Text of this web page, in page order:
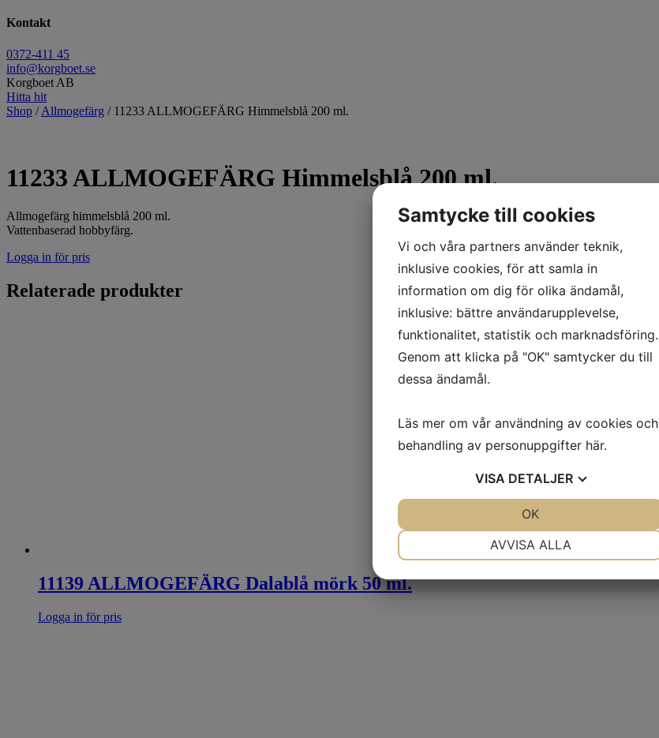
Kontakt
0372-411 45
info@korgboet.se
Korgboet AB
Hitta hit
Shop /Allmogefärg / 11233 ALLMOGEFÄRG Himmelsblå 200 ml.
11233 ALLMOGEFÄRG Himmelsblå 200 ml.
Allmogefärg himmelsblå 200 ml.
Vattenbaserad hobbyfärg.
Logga in för pris
Relaterade produkter
11139 ALLMOGEFÄRG Dalablå mörk 50 ml.
Logga in för pris
Samtycke till cookies
Vi och våra partners använder teknik,
inklusive cookies, för att samla in
information om dig för olika ändamål,
inklusive: bättre användarupplevelse,
funktionalitet, statistik och marknadsföring.
Genom att klicka på "OK" samtycker du till
dessa ändamål.
Läs mer om vår användning av cookies och
behandling av personuppgifter här.
VISA DETALJER
AVVISA ALLA
OK